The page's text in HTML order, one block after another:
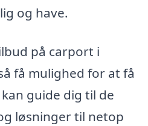
og have.
på carport i
få mulighed for at få
guide dig til de
løsninger til netop